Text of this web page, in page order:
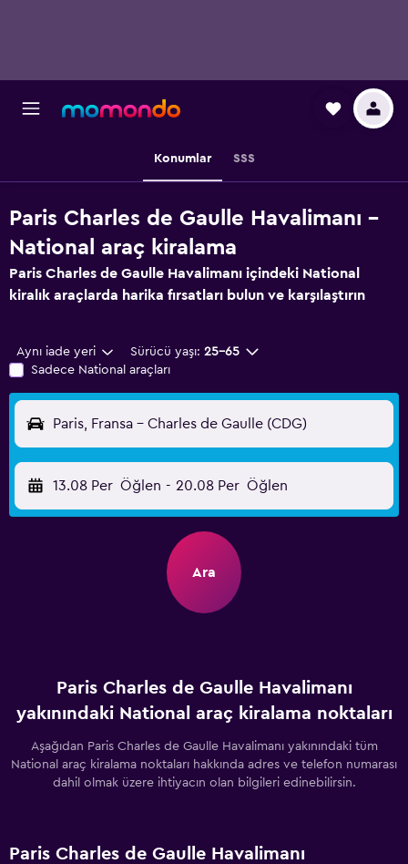
Konumlar SSS
Paris Charles de Gaulle Havalimanı -
National araç kiralama
Paris Charles de Gaulle Havalimanı içindeki National
kiralık araçlarda harika fırsatları bulun ve karşılaştırın
Aynı iade yeri Sürücü yaşı: 25-65
Sadece National araçları
Paris, Fransa - Charles de Gaulle (CDG)
13.08 Per Öğlen - 20.08 Per Öğlen
Ara
Paris Charles de Gaulle Havalimanı
yakınındaki National araç kiralama noktaları
Aşağıdan Paris Charles de Gaulle Havalimanı yakınındaki tüm
National araç kiralama noktaları hakkında adres ve telefon numarası
dahil olmak üzere ihtiyacın olan bilgileri edinebilirsin.
Paris Charles de Gaulle Havalimanı